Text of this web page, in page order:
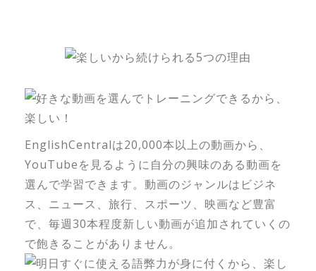
EnglishCentralは20,000本以上の動画から、
YouTubeを見るように自分の興味のある動画を
選んで学習できます。動画のジャンルはビジネ
ス、ニュース、旅行、スポーツ、映画など豊富
で、毎週30本程度新しい動画が追加されていくの
で飽きることがありません。